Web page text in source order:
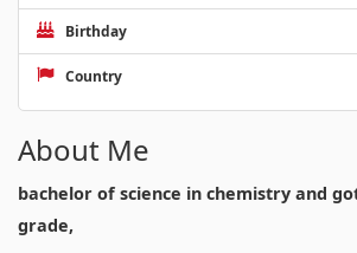
Birthday
Country
About Me
bachelor of science in chemistry and
grade,